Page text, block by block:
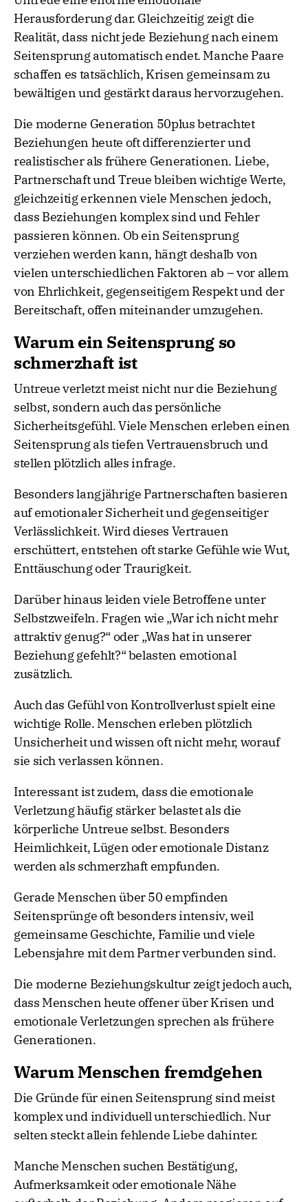
Herausforderung dar. Gleichzeitig zeigt die
Realität, dass nicht jede Beziehung nach einem
Seitensprung automatisch endet. Manche Paare
schaffen es tatsächlich, Krisen gemeinsam zu
bewältigen und gestärkt daraus hervorzugehen.
Die moderne Generation 50plus betrachtet
Beziehungen heute oft differenzierter und
realistischer als frühere Generationen. Liebe,
Partnerschaft und Treue bleiben wichtige Werte,
gleichzeitig erkennen viele Menschen jedoch,
dass Beziehungen komplex sind und Fehler
passieren können. Ob ein Seitensprung
verziehen werden kann, hängt deshalb von
vielen unterschiedlichen Faktoren ab – vor allem
von Ehrlichkeit, gegenseitigem Respekt und der
Bereitschaft, offen miteinander umzugehen.
Warum ein Seitensprung so
schmerzhaft ist
Untreue verletzt meist nicht nur die Beziehung
selbst, sondern auch das persönliche
Sicherheitsgefühl. Viele Menschen erleben einen
Seitensprung als tiefen Vertrauensbruch und
stellen plötzlich alles infrage.
Besonders langjährige Partnerschaften basieren
auf emotionaler Sicherheit und gegenseitiger
Verlässlichkeit. Wird dieses Vertrauen
erschüttert, entstehen oft starke Gefühle wie Wut,
Enttäuschung oder Traurigkeit.
Darüber hinaus leiden viele Betroffene unter
Selbstzweifeln. Fragen wie „War ich nicht mehr
attraktiv genug?“ oder „Was hat in unserer
Beziehung gefehlt?“ belasten emotional
zusätzlich.
Auch das Gefühl von Kontrollverlust spielt eine
wichtige Rolle. Menschen erleben plötzlich
Unsicherheit und wissen oft nicht mehr, worauf
sie sich verlassen können.
Interessant ist zudem, dass die emotionale
Verletzung häufig stärker belastet als die
körperliche Untreue selbst. Besonders
Heimlichkeit, Lügen oder emotionale Distanz
werden als schmerzhaft empfunden.
Gerade Menschen über 50 empfinden
Seitensprünge oft besonders intensiv, weil
gemeinsame Geschichte, Familie und viele
Lebensjahre mit dem Partner verbunden sind.
Die moderne Beziehungskultur zeigt jedoch auch,
dass Menschen heute offener über Krisen und
emotionale Verletzungen sprechen als frühere
Generationen.
Warum Menschen fremdgehen
Die Gründe für einen Seitensprung sind meist
komplex und individuell unterschiedlich. Nur
selten steckt allein fehlende Liebe dahinter.
Manche Menschen suchen Bestätigung,
Aufmerksamkeit oder emotionale Nähe